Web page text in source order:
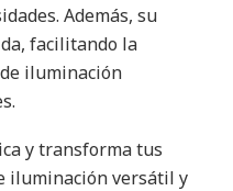
Además, su
facilitando la
iluminación
y transforma tus
iluminación versátil y